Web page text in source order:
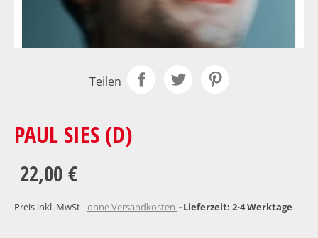
Teilen
PAUL SIES (D)
22,00 €
Preis inkl. MwSt ohne Versandkosten Lieferzeit: 2-4 Werktage